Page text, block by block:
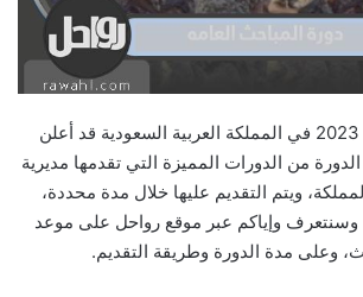
دورة المباحث العامه 2023 في المملكة العربية السعودية قد أعلن
من الدورات المميزة التي تقدمها مديرية
ويتم التقديم عليها خلال مدة محددة،
وسنتعرف وإياكم عبر موقع رواحل على موعد
وعلى مدة الدورة وطريقة التقديم.